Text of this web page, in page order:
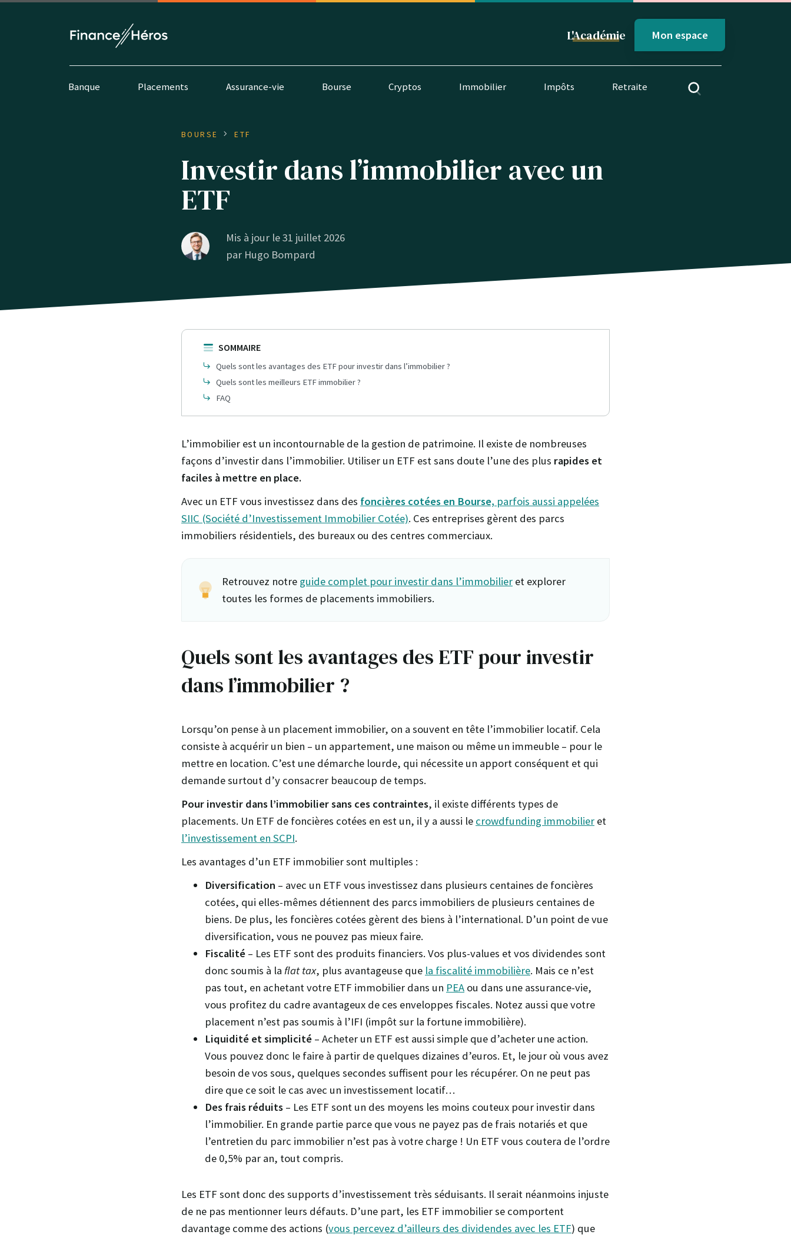
L'Académie Mon espace
Banque Placements Assurance-vie Bourse Cryptos Immobilier Impôts Retraite
BOURSE ETF
Investir dans l’immobilier avec un
ETF
Mis à jour le 31 juillet 2026
par Hugo Bompard
SOMMAIRE
Quels sont les avantages des ETF pour investir dans l’immobilier ?
Quels sont les meilleurs ETF immobilier ?
FAQ
L’immobilier est un incontournable de la gestion de patrimoine. Il existe de nombreuses
façons d’investir dans l’immobilier. Utiliser un ETF est sans doute l’une des plus rapides et
faciles à mettre en place.
Avec un ETF vous investissez dans des foncières cotées en Bourse, parfois aussi appelées
SIIC (Société d’Investissement Immobilier Cotée). Ces entreprises gèrent des parcs
immobiliers résidentiels, des bureaux ou des centres commerciaux.
Retrouvez notre guide complet pour investir dans l’immobilier et explorer
toutes les formes de placements immobiliers.
Quels sont les avantages des ETF pour investir
dans l’immobilier ?
Lorsqu’on pense à un placement immobilier, on a souvent en tête l’immobilier locatif. Cela
consiste à acquérir un bien – un appartement, une maison ou même un immeuble – pour le
mettre en location. C’est une démarche lourde, qui nécessite un apport conséquent et qui
demande surtout d’y consacrer beaucoup de temps.
Pour investir dans l’immobilier sans ces contraintes, il existe différents types de
placements. Un ETF de foncières cotées en est un, il y a aussi le crowdfunding immobilier et
l’investissement en SCPI.
Les avantages d’un ETF immobilier sont multiples :
Diversification – avec un ETF vous investissez dans plusieurs centaines de foncières
cotées, qui elles-mêmes détiennent des parcs immobiliers de plusieurs centaines de
biens. De plus, les foncières cotées gèrent des biens à l’international. D’un point de vue
diversification, vous ne pouvez pas mieux faire.
Fiscalité – Les ETF sont des produits financiers. Vos plus-values et vos dividendes sont
donc soumis à la flat tax, plus avantageuse que la fiscalité immobilière. Mais ce n’est
pas tout, en achetant votre ETF immobilier dans un PEA ou dans une assurance-vie,
vous profitez du cadre avantageux de ces enveloppes fiscales. Notez aussi que votre
placement n’est pas soumis à l’IFI (impôt sur la fortune immobilière).
Liquidité et simplicité – Acheter un ETF est aussi simple que d’acheter une action.
Vous pouvez donc le faire à partir de quelques dizaines d’euros. Et, le jour où vous avez
besoin de vos sous, quelques secondes suffisent pour les récupérer. On ne peut pas
dire que ce soit le cas avec un investissement locatif…
Des frais réduits – Les ETF sont un des moyens les moins couteux pour investir dans
l’immobilier. En grande partie parce que vous ne payez pas de frais notariés et que
l’entretien du parc immobilier n’est pas à votre charge ! Un ETF vous coutera de l’ordre
de 0,5% par an, tout compris.
Les ETF sont donc des supports d’investissement très séduisants. Il serait néanmoins injuste
de ne pas mentionner leurs défauts. D’une part, les ETF immobilier se comportent
davantage comme des actions (vous percevez d’ailleurs des dividendes avec les ETF) que